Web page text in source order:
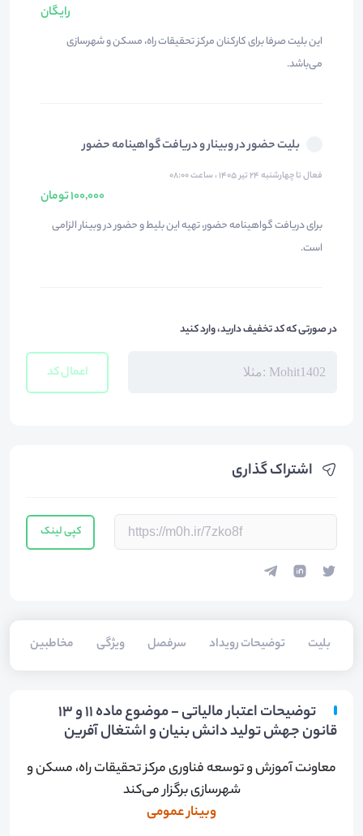
اشتراک گذاری
کپی لینک
بلیت‌ توضیحات رویداد سرفصل ویژگی مخاطبین
رایگان
این بلیت صرفا برای کارکنان مرکز تحقیقات راه، مسکن و شهرسازی
می‌باشد.
بلیت حضور در وبینار و دریافت گواهینامه حضور
فعال تا چهارشنبه ۲۴ تیر ۱۴۰۵ ، ساعت ۰۸:۰۰
100,000 تومان
برای دریافت گواهینامه حضور، تهیه این بلیط و حضور در وبینار الزامی
است.
در صورتی که کد تخفیف دارید، وارد کنید
اعمال کد
توضیحات اعتبار مالیاتی - موضوع ماده 11 و 13
قانون جهش تولید دانش بنیان و اشتغال آفرین
معاونت آموزش و توسعه فناوری مرکز تحقیقات راه، مسکن و
شهرسازی برگزار می‌کند
وبینار عمومی